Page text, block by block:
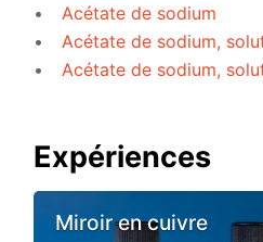
Acétate de sodium
Acétate de sodium,
Acétate de sodium,
Expériences
Miroir en cuivre